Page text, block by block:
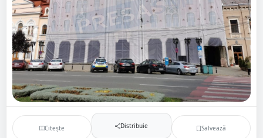
Citește Distribuie Salvează